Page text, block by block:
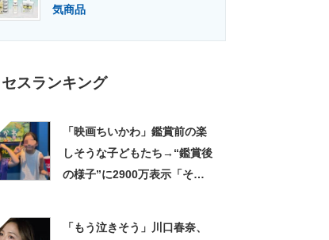
気商品
スランキング
「映画ちいかわ」鑑賞前の楽
しそうな子どもたち→“鑑賞後
の様子”に2900万表示「そう
「もう泣きそう」川口春奈、